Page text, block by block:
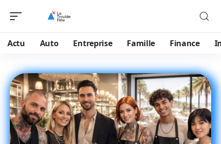
Actu Auto Entreprise Famille Finance